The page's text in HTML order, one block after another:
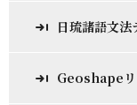
日琉諸語文法
Geoshapeリ